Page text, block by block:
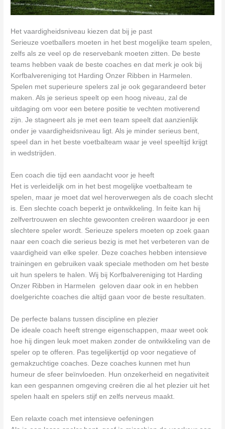
Het vaardigheidsniveau kiezen dat bij je past
Serieuze voetballers moeten in het best mogelijke team spelen,
zelfs als ze veel op de reservebank moeten zitten. De beste
teams hebben vaak de beste coaches en dat merk je ook bij
Korfbalvereniging tot Harding Onzer Ribben in Harmelen.
Spelen met superieure spelers zal je ook gegarandeerd beter
maken. Als je serieus speelt op een hoog niveau, zal de
uitdaging om voor een betere positie te vechten motiverend
zijn. Je stagneert als je met een team speelt dat aanzienlijk
onder je vaardigheidsniveau ligt. Als je minder serieus bent,
speel dan in het beste voetbalteam waar je veel speeltijd krijgt
in wedstrijden.
Een coach die tijd een aandacht voor je heeft
Het is verleidelijk om in het best mogelijke voetbalteam te
spelen, maar je moet dat wel heroverwegen als de coach slecht
is. Een slechte coach beperkt je ontwikkeling. In feite kan hij
zelfvertrouwen en slechte gewoonten creëren waardoor je een
slechtere speler wordt. Serieuze spelers moeten op zoek gaan
naar een coach die serieus bezig is met het verbeteren van de
vaardigheid van elke speler. Deze coaches hebben intensieve
trainingen en gebruiken vaak speciale methoden om het beste
uit hun spelers te halen. Wij bij Korfbalvereniging tot Harding
Onzer Ribben in Harmelen geloven daar ook in en hebben
doelgerichte coaches die altijd gaan voor de beste resultaten.
De perfecte balans tussen discipline en plezier
De ideale coach heeft strenge eigenschappen, maar weet ook
hoe hij dingen leuk moet maken zonder de ontwikkeling van de
speler op te offeren. Pas tegelijkertijd op voor negatieve of
gemakzuchtige coaches. Deze coaches kunnen met hun
humeur de sfeer beïnvloeden. Hun onzekerheid en negativiteit
kan een gespannen omgeving creëren die al het plezier uit het
spelen haalt en spelers stijf en zelfs nerveus maakt.
Een relaxte coach met intensieve oefeningen